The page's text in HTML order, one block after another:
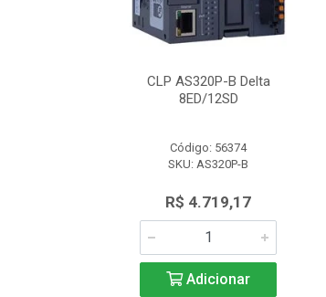
CLP AS320P-B Delta
8ED/12SD
Código: 56374
SKU: AS320P-B
R$ 4.719,17
Adicionar